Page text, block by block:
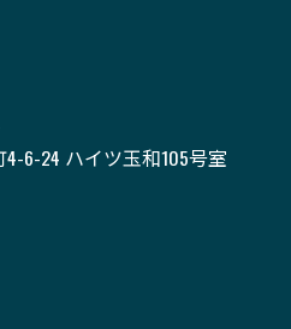
6-24 ハイツ玉和105号室